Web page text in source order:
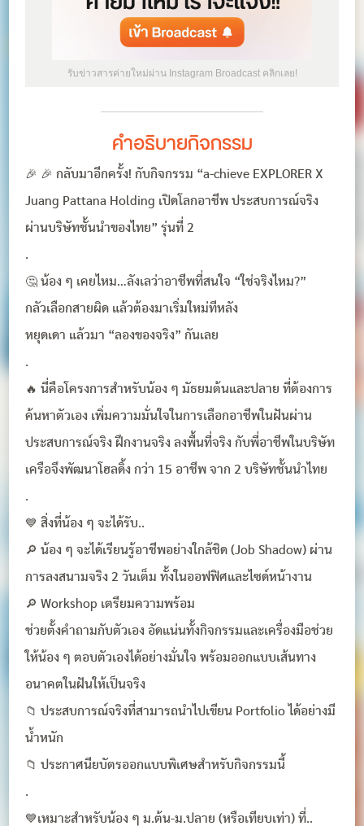
รับข่าวสารค่ายใหม่ผ่าน Instagram Broadcast คลิกเลย!
คำอธิบายกิจกรรม
🎉 🎉 กลับมาอีกครั้ง! กับกิจกรรม “a-chieve EXPLORER X
Juang Pattana Holding เปิดโลกอาชีพ ประสบการณ์จริง
ผ่านบริษัทชั้นนำของไทย” รุ่นที่ 2
.
🤔 น้อง ๆ เคยไหม…ลังเลว่าอาชีพที่สนใจ “ใช่จริงไหม?”
กลัวเลือกสายผิด แล้วต้องมาเริ่มใหม่ทีหลัง
หยุดเดา แล้วมา “ลองของจริง” กันเลย
.
🔥 นี่คือโครงการสำหรับน้อง ๆ มัธยมต้นและปลาย ที่ต้องการ
ค้นหาตัวเอง เพิ่มความมั่นใจในการเลือกอาชีพในฝันผ่าน
ประสบการณ์จริง ฝึกงานจริง ลงพื้นที่จริง กับพี่อาชีพในบริษัท
เครือจึงพัฒนาโฮลดิ้ง กว่า 15 อาชีพ จาก 2 บริษัทชั้นนำไทย
.
💙 สิ่งที่น้อง ๆ จะได้รับ..
🔎 น้อง ๆ จะได้เรียนรู้อาชีพอย่างใกล้ชิด (Job Shadow) ผ่าน
การลงสนามจริง 2 วันเต็ม ทั้งในออฟฟิศและไซด์หน้างาน
🔎 Workshop เตรียมความพร้อม
ช่วยตั้งคำถามกับตัวเอง อัดแน่นทั้งกิจกรรมและเครื่องมือช่วย
ให้น้อง ๆ ตอบตัวเองได้อย่างมั่นใจ พร้อมออกแบบเส้นทาง
อนาคตในฝันให้เป็นจริง
📁 ประสบการณ์จริงที่สามารถนำไปเขียน Portfolio ได้อย่างมี
น้ำหนัก
📁 ประกาศนียบัตรออกแบบพิเศษสำหรับกิจกรรมนี้
.
💙เหมาะสำหรับน้อง ๆ ม.ต้น-ม.ปลาย (หรือเทียบเท่า) ที่..